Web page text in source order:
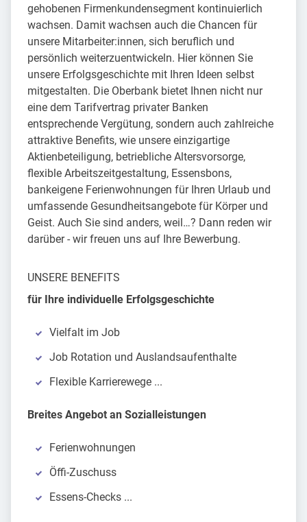
gehobenen Firmenkundensegment kontinuierlich
wachsen. Damit wachsen auch die Chancen für
unsere Mitarbeiter:innen, sich beruflich und
persönlich weiterzuentwickeln. Hier können Sie
unsere Erfolgsgeschichte mit Ihren Ideen selbst
mitgestalten. Die Oberbank bietet Ihnen nicht nur
eine dem Tarifvertrag privater Banken
entsprechende Vergütung, sondern auch zahlreiche
attraktive Benefits, wie unsere einzigartige
Aktienbeteiligung, betriebliche Altersvorsorge,
flexible Arbeitszeitgestaltung, Essensbons,
bankeigene Ferienwohnungen für Ihren Urlaub und
umfassende Gesundheitsangebote für Körper und
Geist. Auch Sie sind anders, weil…? Dann reden wir
darüber - wir freuen uns auf Ihre Bewerbung.
UNSERE BENEFITS
für Ihre individuelle Erfolgsgeschichte
Vielfalt im Job
Job Rotation und Auslandsaufenthalte
Flexible Karrierewege ...
Breites Angebot an Sozialleistungen
Ferienwohnungen
Öffi-Zuschuss
Essens-Checks ...